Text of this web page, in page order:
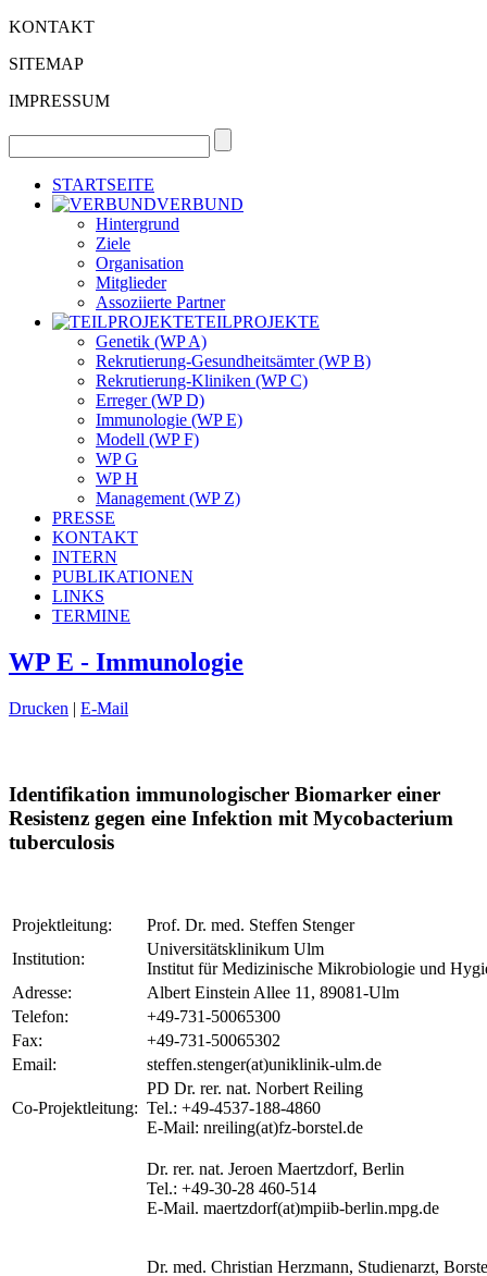
KONTAKT
SITEMAP
IMPRESSUM
STARTSEITE
VERBUND
Hintergrund
Ziele
Organisation
Mitglieder
Assoziierte Partner
TEILPROJEKTE
Genetik (WP A)
Rekrutierung-Gesundheitsämter (WP B)
Rekrutierung-Kliniken (WP C)
Erreger (WP D)
Immunologie (WP E)
Modell (WP F)
WP G
WP H
Management (WP Z)
PRESSE
KONTAKT
INTERN
PUBLIKATIONEN
LINKS
TERMINE
WP E - Immunologie
Drucken | E-Mail
Identifikation immunologischer Biomarker einer
Resistenz gegen eine Infektion mit Mycobacterium
tuberculosis
Projektleitung:
Prof. Dr. med. Steffen Stenger
Institution:
Universitätsklinikum Ulm
Institut für Medizinische Mikrobiologie und
Adresse:
Albert Einstein Allee 11, 89081-Ulm
Telefon:
+49-731-50065300
Fax:
+49-731-50065302
Email:
steffen.stenger(at)uniklinik-ulm.de
Co-Projektleitung:
PD Dr. rer. nat. Norbert Reiling
Tel.: +49-4537-188-4860
E-Mail: nreiling(at)fz-borstel.de
Dr. rer. nat. Jeroen Maertzdorf, Berlin
Tel.: +49-30-28 460-514
E-Mail. maertzdorf(at)mpiib-berlin.mpg.de
Dr. med. Christian Herzmann, Studienarzt,